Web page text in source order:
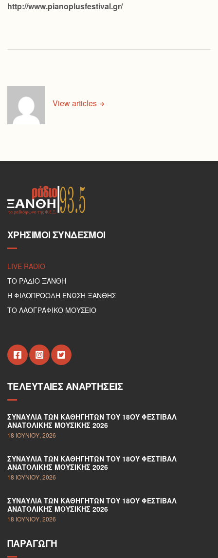
http://www.pianoplusfestival.gr/
View articles
ΧΡΉΣΙΜΟΙ ΣΎΝΔΕΣΜΟΙ
LIVE RADIO
ΤΟ ΡΑΔΙΟ ΞΑΝΘΗ
Η ΦΙΛΟΠΡΟΟΔΗ ΕΝΩΣΗ ΞΑΝΘΗΣ
ΤΟ ΛΑΟΓΡΑΦΙΚΟ ΜΟΥΣΕΙΟ
ΤΕΛΕΥΤΑΊΕΣ ΑΝΑΡΤΉΣΕΙΣ
ΣΥΝΑΥΛΊΑ ΤΩΝ ΚΑΘΗΓΗΤΏΝ ΤΟΥ 18ΟΥ ΦΕΣΤΙΒΆΛ
ΑΝΑΤΟΛΙΚΉΣ ΜΟΥΣΙΚΉΣ 2026
18 ΙΟΥΝΊΟΥ, 2026
ΣΥΝΑΥΛΊΑ ΤΩΝ ΚΑΘΗΓΗΤΏΝ ΤΟΥ 18ΟΥ ΦΕΣΤΙΒΆΛ
ΑΝΑΤΟΛΙΚΉΣ ΜΟΥΣΙΚΉΣ 2026
18 ΙΟΥΝΊΟΥ, 2026
ΣΥΝΑΥΛΊΑ ΤΩΝ ΚΑΘΗΓΗΤΏΝ ΤΟΥ 18ΟΥ ΦΕΣΤΙΒΆΛ
ΑΝΑΤΟΛΙΚΉΣ ΜΟΥΣΙΚΉΣ 2026
18 ΙΟΥΝΊΟΥ, 2026
ΠΑΡΑΓΩΓΉ